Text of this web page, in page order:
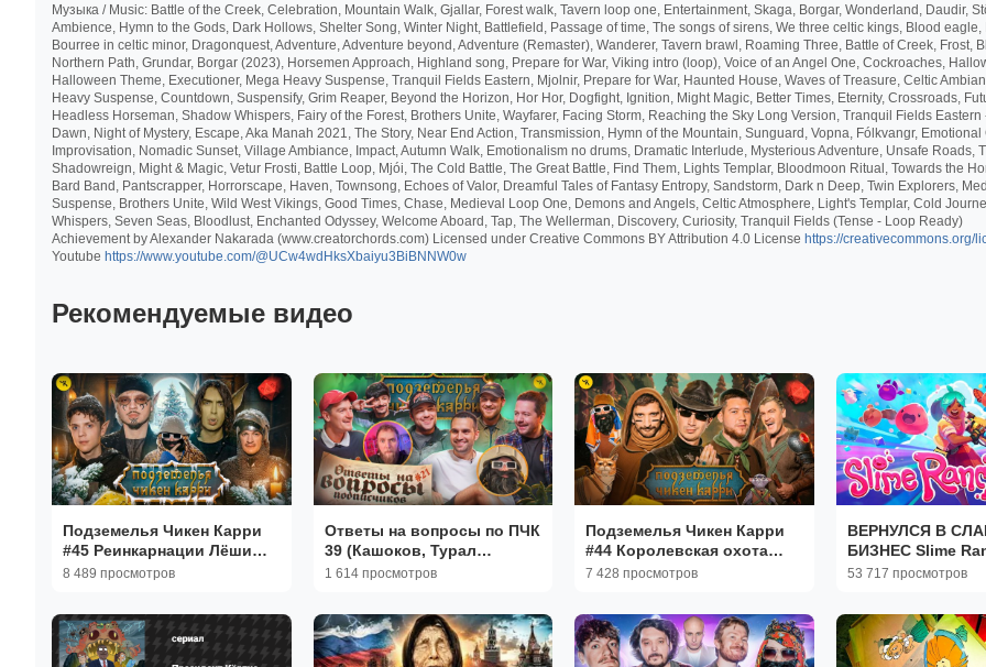
Музыка / Music: Battle of the Creek, Celebration, Mountain Walk, Gjallar, Forest walk, Tavern loop one, Entertainment, Skaga, Borgar, Wonderland, Daudir,
Ambience, Hymn to the Gods, Dark Hollows, Shelter Song, Winter Night, Battlefield, Passage of time, The songs of sirens, We three celtic kings, Blood eagle,
Bourree in celtic minor, Dragonquest, Adventure, Adventure beyond, Adventure (Remaster), Wanderer, Tavern brawl, Roaming Three, Battle of Creek, Frost,
Northern Path, Grundar, Borgar (2023), Horsemen Approach, Highland song, Prepare for War, Viking intro (loop), Voice of an Angel One, Cockroaches,
Halloween Theme, Executioner, Mega Heavy Suspense, Tranquil Fields Eastern, Mjolnir, Prepare for War, Haunted House, Waves of Treasure, Celtic
Heavy Suspense, Countdown, Suspensify, Grim Reaper, Beyond the Horizon, Hor Hor, Dogfight, Ignition, Might Magic, Better Times, Eternity, Crossroads,
Headless Horseman, Shadow Whispers, Fairy of the Forest, Brothers Unite, Wayfarer, Facing Storm, Reaching the Sky Long Version, Tranquil Fields Eastern
Dawn, Night of Mystery, Escape, Aka Manah 2021, The Story, Near End Action, Transmission, Hymn of the Mountain, Sunguard, Vopna, Fólkvangr, Emotional
Improvisation, Nomadic Sunset, Village Ambiance, Impact, Autumn Walk, Emotionalism no drums, Dramatic Interlude, Mysterious Adventure, Unsafe Roads,
Shadowreign, Might & Magic, Vetur Frosti, Battle Loop, Mjói, The Cold Battle, The Great Battle, Find Them, Lights Templar, Bloodmoon Ritual, Towards the
Bard Band, Pantscrapper, Horrorscape, Haven, Townsong, Echoes of Valor, Dreamful Tales of Fantasy Entropy, Sandstorm, Dark n Deep, Twin Explorers,
Suspense, Brothers Unite, Wild West Vikings, Good Times, Chase, Medieval Loop One, Demons and Angels, Celtic Atmosphere, Light's Templar, Cold
Whispers, Seven Seas, Bloodlust, Enchanted Odyssey, Welcome Aboard, Tap, The Wellerman, Discovery, Curiosity, Tranquil Fields (Tense - Loop Ready)
Achievement by Alexander Nakarada (www.creatorchords.com) Licensed under Creative Commons BY Attribution 4.0 License https://creativecommons.org/
Youtube https://www.youtube.com/@UCw4wdHksXbaiyu3BiBNNW0w
Рекомендуемые видео
Подземелья Чикен Карри
#45 Реинкарнации Лёши
(Дмитриенко, Коваль,
8 489 просмотров
Ответы на вопросы по ПЧК
39 (Кашоков, Турал
Натурал, Гудков, Макар,
1 614 просмотров
Подземелья Чикен Карри
#44 Королевская охота
(Куруч, Воронин, Эль
7 428 просмотров
ВЕРНУЛСЯ В
БИЗНЕС Slime
53 717 просмотров